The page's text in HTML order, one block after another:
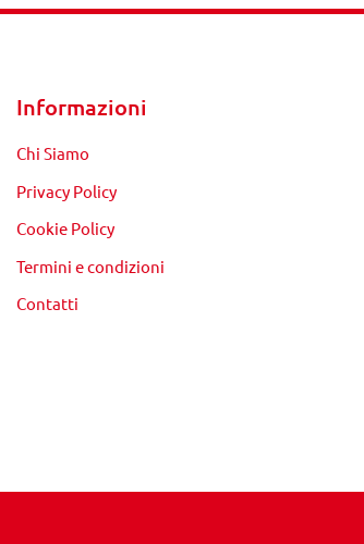
Informazioni
Chi Siamo
Privacy Policy
Cookie Policy
Termini e condizioni
Contatti